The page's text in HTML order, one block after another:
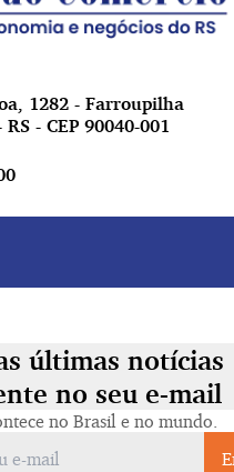
1282 - Farroupilha
- CEP 90040-001
últimas notícias
no seu e-mail
no Brasil e no mundo.